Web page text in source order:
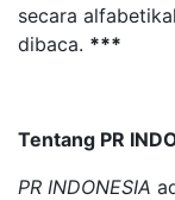
secara
dibaca. ***
Tentang PR
PR INDONESIA